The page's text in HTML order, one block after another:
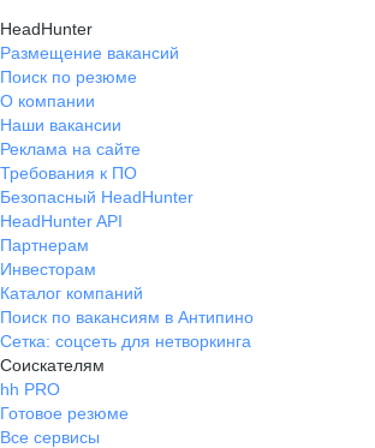
HeadHunter
Размещение вакансий
Поиск по резюме
О компании
Наши вакансии
Реклама на сайте
Требования к ПО
Безопасный HeadHunter
HeadHunter API
Партнерам
Инвесторам
Каталог компаний
Поиск по вакансиям в Антипино
Сетка: соцсеть для нетворкинга
Соискателям
hh PRO
Готовое резюме
Все сервисы